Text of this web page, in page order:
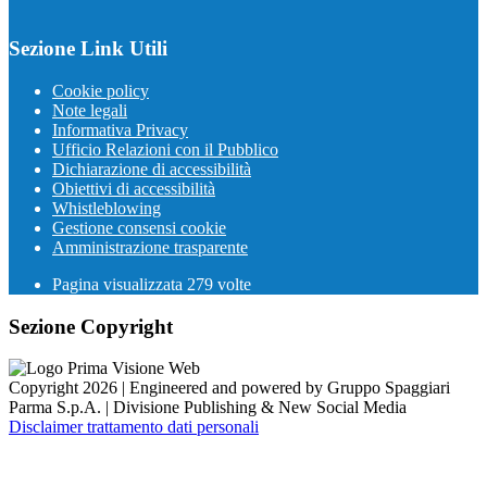
Sezione Link Utili
Cookie policy
Note legali
Informativa Privacy
Ufficio Relazioni con il Pubblico
Dichiarazione di accessibilità
Obiettivi di accessibilità
Whistleblowing
Gestione consensi cookie
Amministrazione trasparente
Pagina visualizzata 279 volte
Sezione Copyright
Copyright 2026 | Engineered and powered by Gruppo Spaggiari
Parma S.p.A. | Divisione Publishing & New Social Media
Disclaimer trattamento dati personali